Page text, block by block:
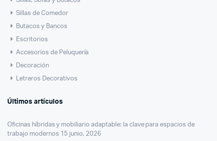
Sillas de Comedor
Butacos y Bancos
Escritorios
Accesorios de Peluquería
Decoración
Letreros Decorativos
Últimos artículos
Oficinas híbridas y mobiliario adaptable: la clave para espacios de
trabajo modernos 15 junio, 2026